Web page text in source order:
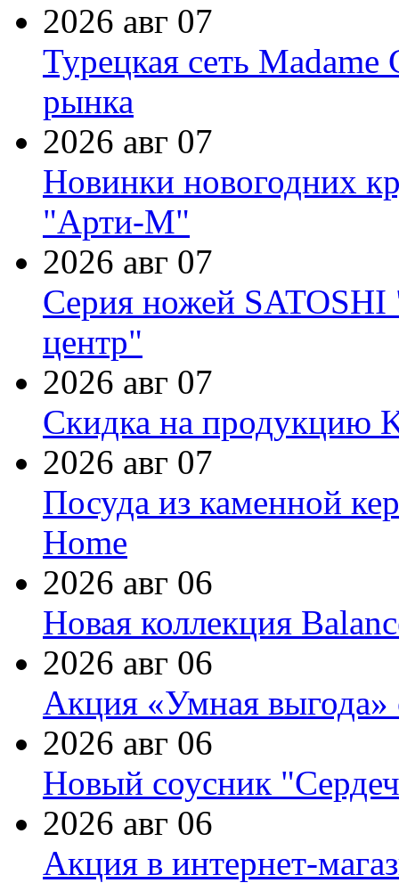
2026 авг 07
Турецкая сеть Madame
рынка
2026 авг 07
Новинки новогодних
"Арти-М"
2026 авг 07
Серия ножей
центр"
2026 авг 07
Скидка на продукцию
2026 авг 07
Посуда из каменной
Home
2026 авг 06
Новая коллекция
2026 авг 06
Акция «Умная выгода»
2026 авг 06
Новый соусник
2026 авг 06
Акция в интернет-